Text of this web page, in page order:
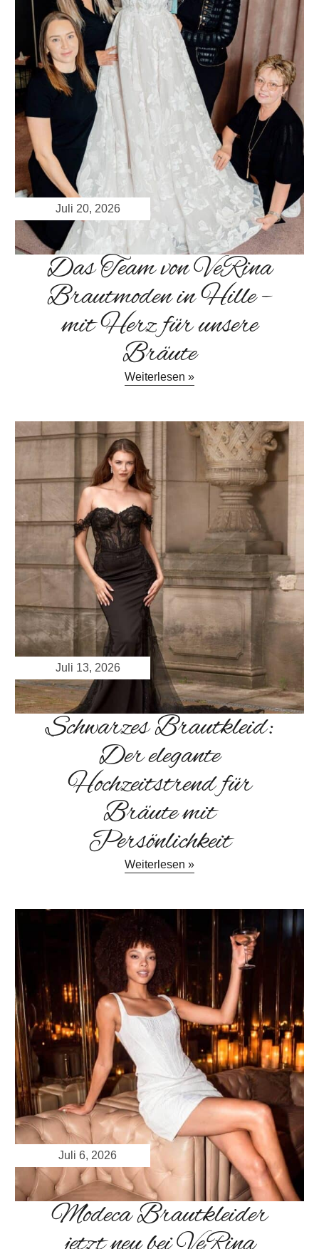
Juli 20, 2026
Das Team von VeRina
Brautmoden in Hille –
mit Herz für unsere
Bräute
Weiterlesen »
Juli 13, 2026
Schwarzes Brautkleid:
Der elegante
Hochzeitstrend für
Bräute mit
Persönlichkeit
Weiterlesen »
Juli 6, 2026
Modeca Brautkleider